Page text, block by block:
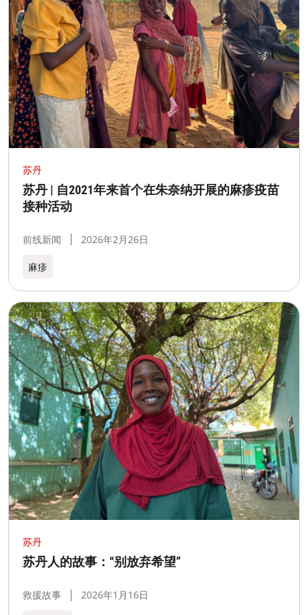
苏丹
苏丹 | 自2021年来首个在朱奈纳开展的麻疹疫苗
接种活动
前线新闻 2026年2月26日
麻疹
苏丹
苏丹人的故事：“别放弃希望”
救援故事 2026年1月16日